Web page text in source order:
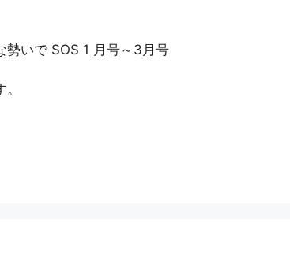
勢いで SOS 1 月号～3月号